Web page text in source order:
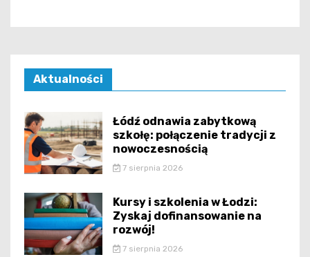
Aktualności
Łódź odnawia zabytkową
szkołę: połączenie tradycji z
nowoczesnością
7 sierpnia 2026
Kursy i szkolenia w Łodzi:
Zyskaj dofinansowanie na
rozwój!
7 sierpnia 2026